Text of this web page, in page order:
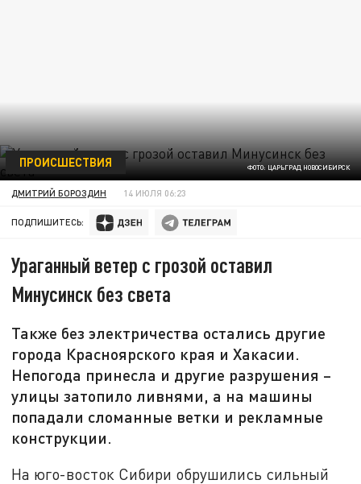
ФОТО: ЦАРЬГРАД НОВОСИБИРСК
ПРОИСШЕСТВИЯ
ДМИТРИЙ БОРОЗДИН 14 ИЮЛЯ 06:23
ПОДПИШИТЕСЬ:
Ураганный ветер с грозой оставил
Минусинск без света
Также без электричества остались другие
города Красноярского края и Хакасии.
Непогода принесла и другие разрушения –
улицы затопило ливнями, а на машины
попадали сломанные ветки и рекламные
конструкции.
На юго-восток Сибири обрушились сильный